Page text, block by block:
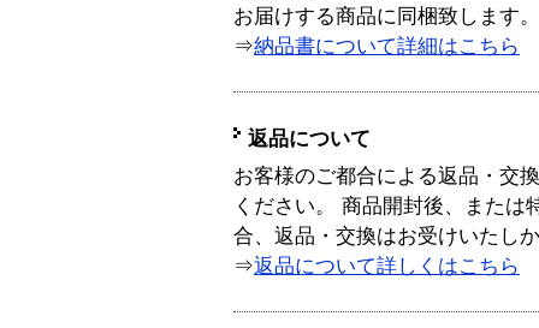
お届けする商品に同梱致します。
⇒納品書について詳細はこちら
返品について
お客様のご都合による返品・交
ください。 商品開封後、または
合、返品・交換はお受けいたし
⇒返品について詳しくはこちら